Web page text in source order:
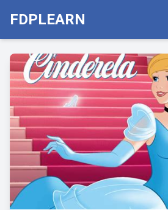
FDPLEARN